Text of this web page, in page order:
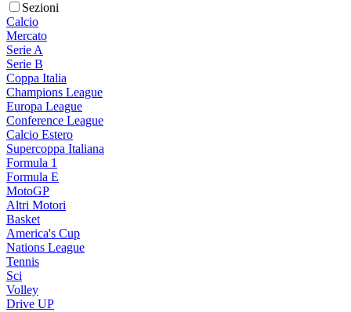
Sezioni
Calcio
Mercato
Serie A
Serie B
Coppa Italia
Champions League
Europa League
Conference League
Calcio Estero
Supercoppa Italiana
Formula 1
Formula E
MotoGP
Altri Motori
Basket
America's Cup
Nations League
Tennis
Sci
Volley
Drive UP